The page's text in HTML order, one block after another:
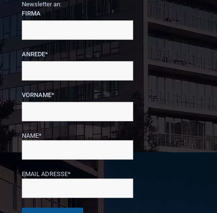
Newsletter an:
FIRMA
ANREDE*
VORNAME*
NAME*
EMAIL ADRESSE*